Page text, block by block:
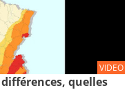
VIDEO
quelles